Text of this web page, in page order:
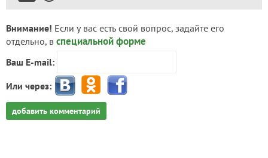
Внимание! Если у вас есть свой вопрос, задайте его
отдельно, в специальной форме
Ваш E-mail:
Или через:
добавить комментарий